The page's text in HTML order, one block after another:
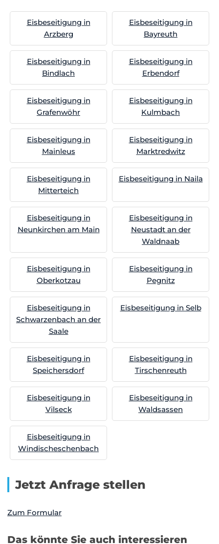
Eisbeseitigung in
Arzberg
Eisbeseitigung in
Bayreuth
Eisbeseitigung in
Bindlach
Eisbeseitigung in
Erbendorf
Eisbeseitigung in
Grafenwöhr
Eisbeseitigung in
Kulmbach
Eisbeseitigung in
Mainleus
Eisbeseitigung in
Marktredwitz
Eisbeseitigung in
Mitterteich
Eisbeseitigung in Naila
Eisbeseitigung in
Neunkirchen am Main
Eisbeseitigung in
Neustadt an der
Waldnaab
Eisbeseitigung in
Oberkotzau
Eisbeseitigung in
Pegnitz
Eisbeseitigung in
Schwarzenbach an der
Saale
Eisbeseitigung in Selb
Eisbeseitigung in
Speichersdorf
Eisbeseitigung in
Tirschenreuth
Eisbeseitigung in
Vilseck
Eisbeseitigung in
Waldsassen
Eisbeseitigung in
Windischeschenbach
Jetzt Anfrage stellen
Zum Formular
Das könnte Sie auch interessieren